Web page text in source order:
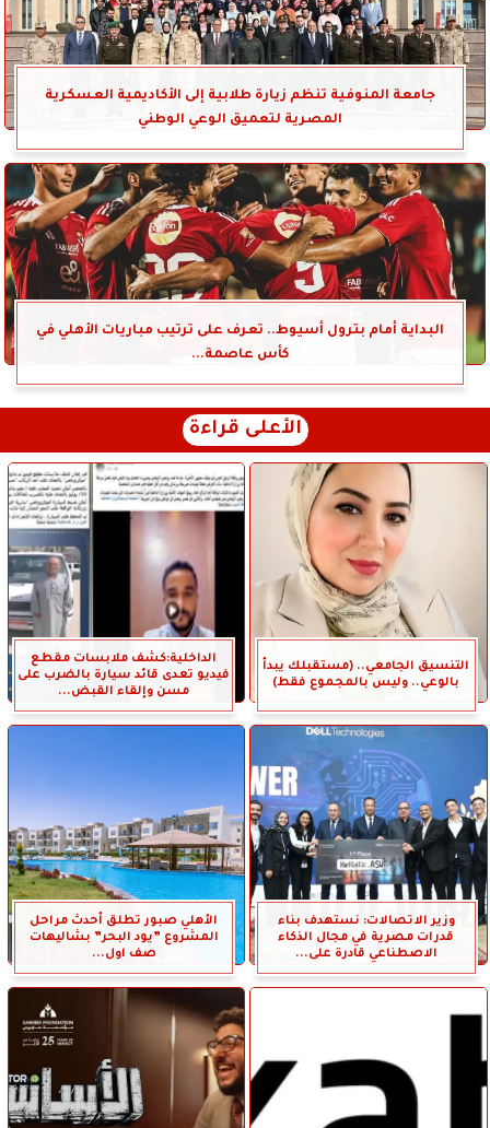
جامعة المنوفية تنظم زيارة طلابية إلى الأكاديمية العسكرية
المصرية لتعميق الوعي الوطني
البداية أمام بترول أسيوط.. تعرف على ترتيب مباريات الأهلي في
كأس عاصمة...
الأعلى قراءة
التنسيق الجامعي.. (مستقبلك يبدأ
بالوعي.. وليس بالمجموع فقط)
الداخلية:كشف ملابسات مقطع
فيديو تعدى قائد سيارة بالضرب على
مسن وإلقاء القبض...
وزير الاتصالات: نستهدف بناء
قدرات مصرية في مجال الذكاء
الاصطناعي قادرة على...
الأهلي صبور تطلق أحدث مراحل
المشروع ”يود البحر” بشاليهات
صف اول...